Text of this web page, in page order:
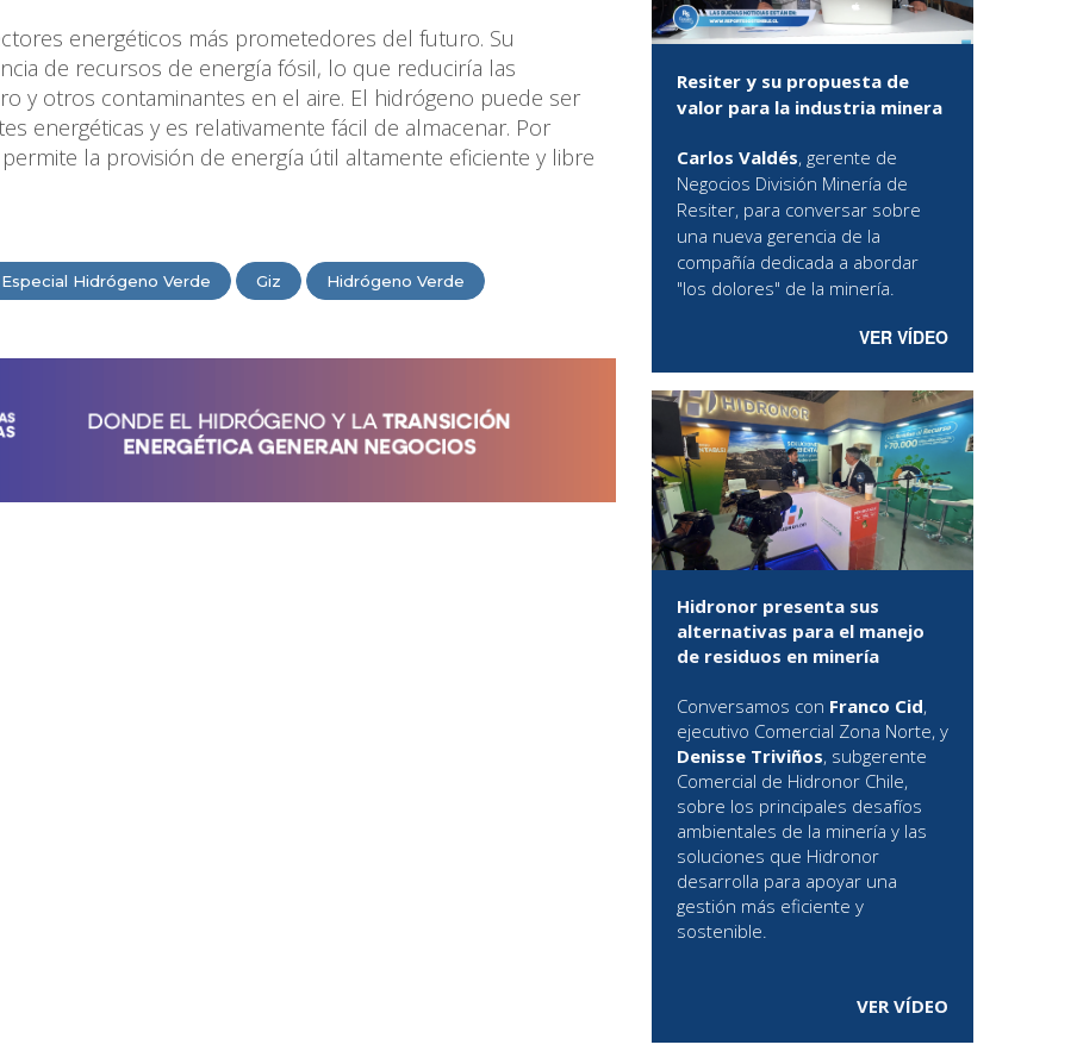
energéticos más prometedores del futuro. Su
de recursos de energía fósil, lo que reduciría las
y otros contaminantes en el aire. El hidrógeno puede ser
energéticas y es relativamente fácil de almacenar. Por
la provisión de energía útil altamente eficiente y libre
Especial Hidrógeno Verde Giz Hidrógeno Verde
Resiter y su propuesta de
valor para la industria minera
Carlos Valdés, gerente de
Negocios División Minería de
Resiter, para conversar sobre
una nueva gerencia de la
compañía dedicada a abordar
"los dolores" de la minería.
VER VÍDEO
Hidronor presenta sus
alternativas para el manejo
de residuos en minería
Conversamos con Franco Cid,
ejecutivo Comercial Zona Norte, y
Denisse Triviños, subgerente
Comercial de Hidronor Chile,
sobre los principales desafíos
ambientales de la minería y las
soluciones que Hidronor
desarrolla para apoyar una
gestión más eficiente y
sostenible.
VER VÍDEO